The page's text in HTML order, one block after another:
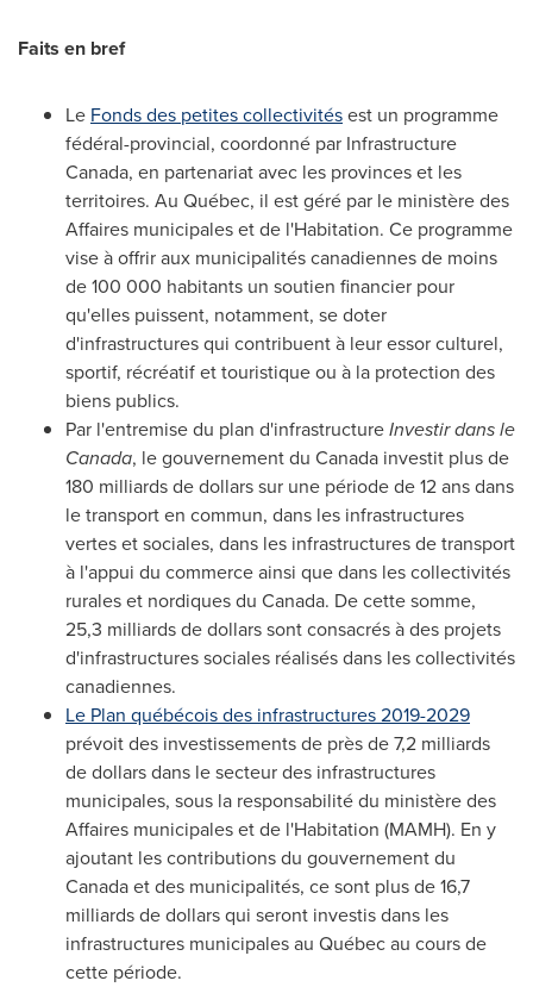
Faits en bref
Le Fonds des petites collectivitésest un programme
fédéral-provincial, coordonné par Infrastructure
Canada, en partenariat avec les provinces et les
territoires. Au Québec, il est géré par le ministère des
Affaires municipales et de l'Habitation. Ce programme
vise à offrir aux municipalités canadiennes de moins
de 100 000 habitants un soutien financier pour
qu'elles puissent, notamment, se doter
d'infrastructures qui contribuent à leur essor culturel,
sportif, récréatif et touristique ou à la protection des
biens publics.
Par l'entremise du plan d'infrastructureInvestir dans le
Canada, le gouvernement du Canada investit plus de
180 milliards de dollars sur une période de 12 ans dans
le transport en commun, dans les infrastructures
vertes et sociales, dans les infrastructures de transport
à l'appui du commerce ainsi que dans les collectivités
rurales et nordiques du Canada. De cette somme,
25,3 milliards de dollars sont consacrés à des projets
d'infrastructures sociales réalisés dans les collectivités
canadiennes.
Le Plan québécois des infrastructures 2019-2029
prévoit des investissements de près de 7,2 milliards
de dollars dans le secteur des infrastructures
municipales, sous la responsabilité du ministère des
Affaires municipales et de l'Habitation (MAMH). En y
ajoutant les contributions du gouvernement du
Canadaet des municipalités, ce sont plus de 16,7
milliards de dollars qui seront investis dans les
infrastructures municipales au Québec au cours de
cette période.